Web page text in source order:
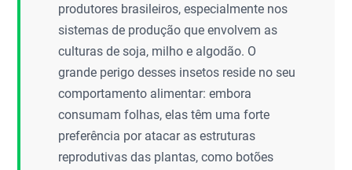
produtores brasileiros, especialmente nos
sistemas de produção que envolvem as
culturas de soja, milho e algodão. O
grande perigo desses insetos reside no seu
comportamento alimentar: embora
consumam folhas, elas têm uma forte
preferência por atacar as estruturas
reprodutivas das plantas, como botões